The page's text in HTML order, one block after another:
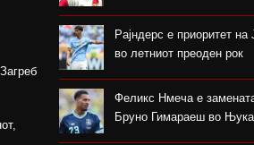
Рајндерс е приоритет на
во летниот преоден рок
Феликс Нмеча е
Бруно Гимараеш во